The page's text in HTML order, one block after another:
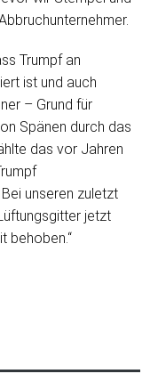
Trumpf an
ist und auch
– Grund für
Spänen durch das
das vor Jahren
unseren zuletzt
jetzt
behoben.“